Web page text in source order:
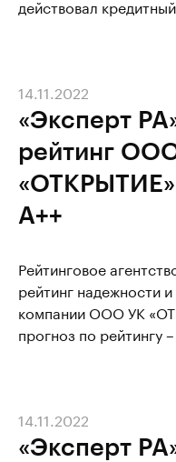
действовал
«Эксперт
рейтинг
«ОТКРЫТИЕ»
А++
14.11.2022
Рейтинговое
рейтинг надежности
компании ООО УК
прогноз по рейтингу
«Эксперт
14.11.2022